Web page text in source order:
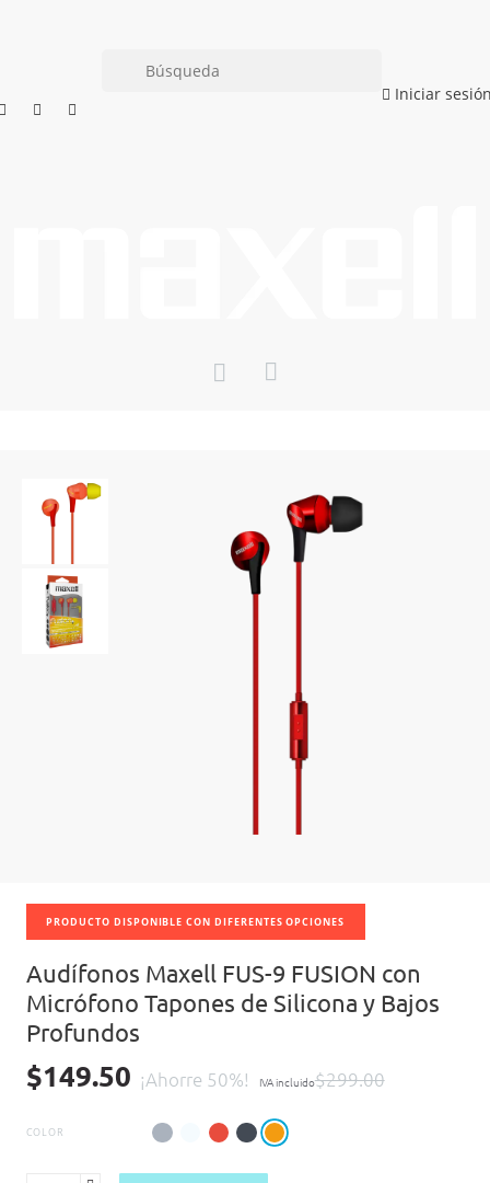
Iniciar
PRODUCTO DISPONIBLE CON DIFERENTES OPCIONES
Audífonos Maxell FUS-9 FUSION con
Micrófono Tapones de Silicona y Bajos
Profundos
$299.00
¡Ahorre 50%!
$149.50 IVA incluido
COLOR